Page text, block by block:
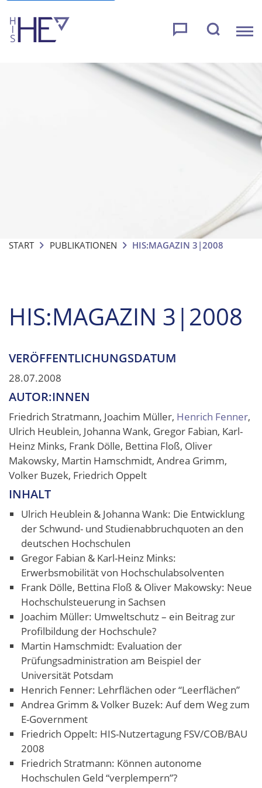
START PUBLIKATIONEN HIS:MAGAZIN 3|2008
HIS:MAGAZIN 3|2008
VERÖFFENTLICHUNGSDATUM
28.07.2008
AUTOR:INNEN
Friedrich Stratmann, Joachim Müller, Henrich Fenner,
Ulrich Heublein, Johanna Wank, Gregor Fabian, Karl-
Heinz Minks, Frank Dölle, Bettina Floß, Oliver
Makowsky, Martin Hamschmidt, Andrea Grimm,
Volker Buzek, Friedrich Oppelt
INHALT
Ulrich Heublein & Johanna Wank: Die Entwicklung
der Schwund- und Studienabbruchquoten an den
deutschen Hochschulen
Gregor Fabian & Karl-Heinz Minks:
Erwerbsmobilität von Hochschulabsolventen
Frank Dölle, Bettina Floß & Oliver Makowsky: Neue
Hochschulsteuerung in Sachsen
Joachim Müller: Umweltschutz – ein Beitrag zur
Profilbildung der Hochschule?
Martin Hamschmidt: Evaluation der
Prüfungsadministration am Beispiel der
Universität Potsdam
Henrich Fenner: Lehrflächen oder “Leerflächen”
Andrea Grimm & Volker Buzek: Auf dem Weg zum
E-Government
Friedrich Oppelt: HIS-Nutzertagung FSV/COB/BAU
2008
Friedrich Stratmann: Können autonome
Hochschulen Geld “verplempern”?